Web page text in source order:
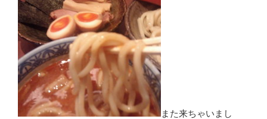
また来ちゃいまし